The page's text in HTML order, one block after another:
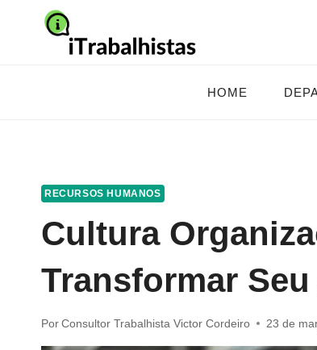
HOME
RECURSOS HUMANOS
Cultura
Transformar
Por Consultor Trabalhista Victor Cordeiro 23 de